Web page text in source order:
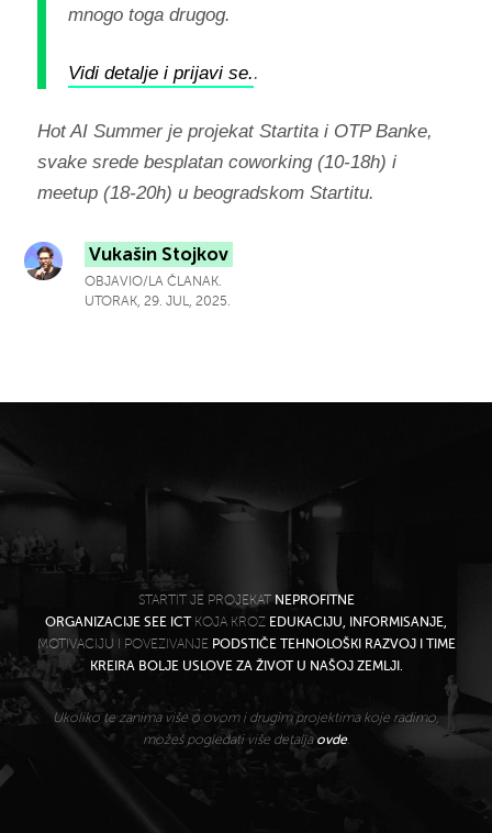
mnogo toga drugog.
Vidi detalje i prijavi se..
Hot AI Summer je projekat Startita i OTP Banke,
svake srede besplatan coworking (10-18h) i
meetup (18-20h) u beogradskom Startitu.
Vukašin Stojkov
OBJAVIO/LA ČLANAK.
UTORAK, 29. JUL, 2025.
STARTIT JE PROJEKAT NEPROFITNE
ORGANIZACIJE SEE ICTKOJA KROZ EDUKACIJU, INFORMISANJE,
MOTIVACIJU I POVEZIVANJE PODSTIČE TEHNOLOŠKI RAZVOJ I TIME
KREIRA BOLJE USLOVE ZA ŽIVOT U NAŠOJ ZEMLJI.
Ukoliko te zanima više o ovom i drugim projektima koje radimo,
možeš pogledati više detalja ovde.